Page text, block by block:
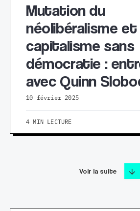
Mutation du
néolibéralisme et
capitalisme sans
démocratie :
avec Quinn
10 février 2025
4 MIN LECTURE
Voir la suite